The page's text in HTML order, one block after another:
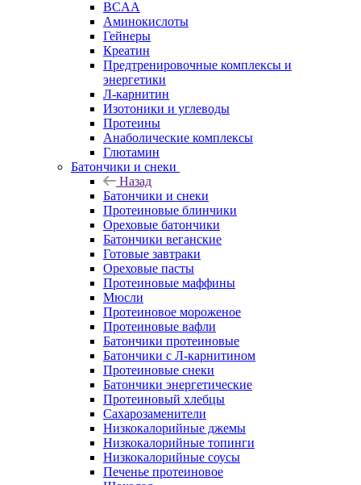
BCAA
Аминокислоты
Гейнеры
Креатин
Предтренировочные комплексы и
энергетики
Л-карнитин
Изотоники и углеводы
Протеины
Анаболические комплексы
Глютамин
Батончики и снеки
Назад
Батончики и снеки
Протеиновые блинчики
Ореховые батончики
Батончики веганские
Готовые завтраки
Ореховые пасты
Протеиновые маффины
Мюсли
Протеиновое мороженое
Протеиновые вафли
Батончики протеиновые
Батончики с Л-карнитином
Протеиновые снеки
Батончики энергетические
Протеиновый хлебцы
Сахарозаменители
Низкокалорийные джемы
Низкокалорийные топинги
Низкокалорийные соусы
Печенье протеиновое